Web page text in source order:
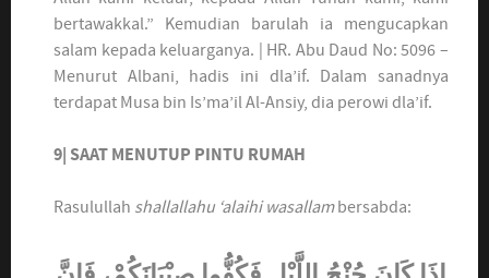
bertawakkal.” Kemudian barulah ia mengucapkan
salam kepada keluarganya. | HR. Abu Daud No: 5096 –
Menurut Albani, hadis ini dla’if. Dalam sanadnya
terdapat Musa bin Is’ma’il Al-Ansiy, dia perowi dla’if.
9| SAAT MENUTUP PINTU RUMAH
Rasulullah shallallahu ‘alaihi wasallambersabda: